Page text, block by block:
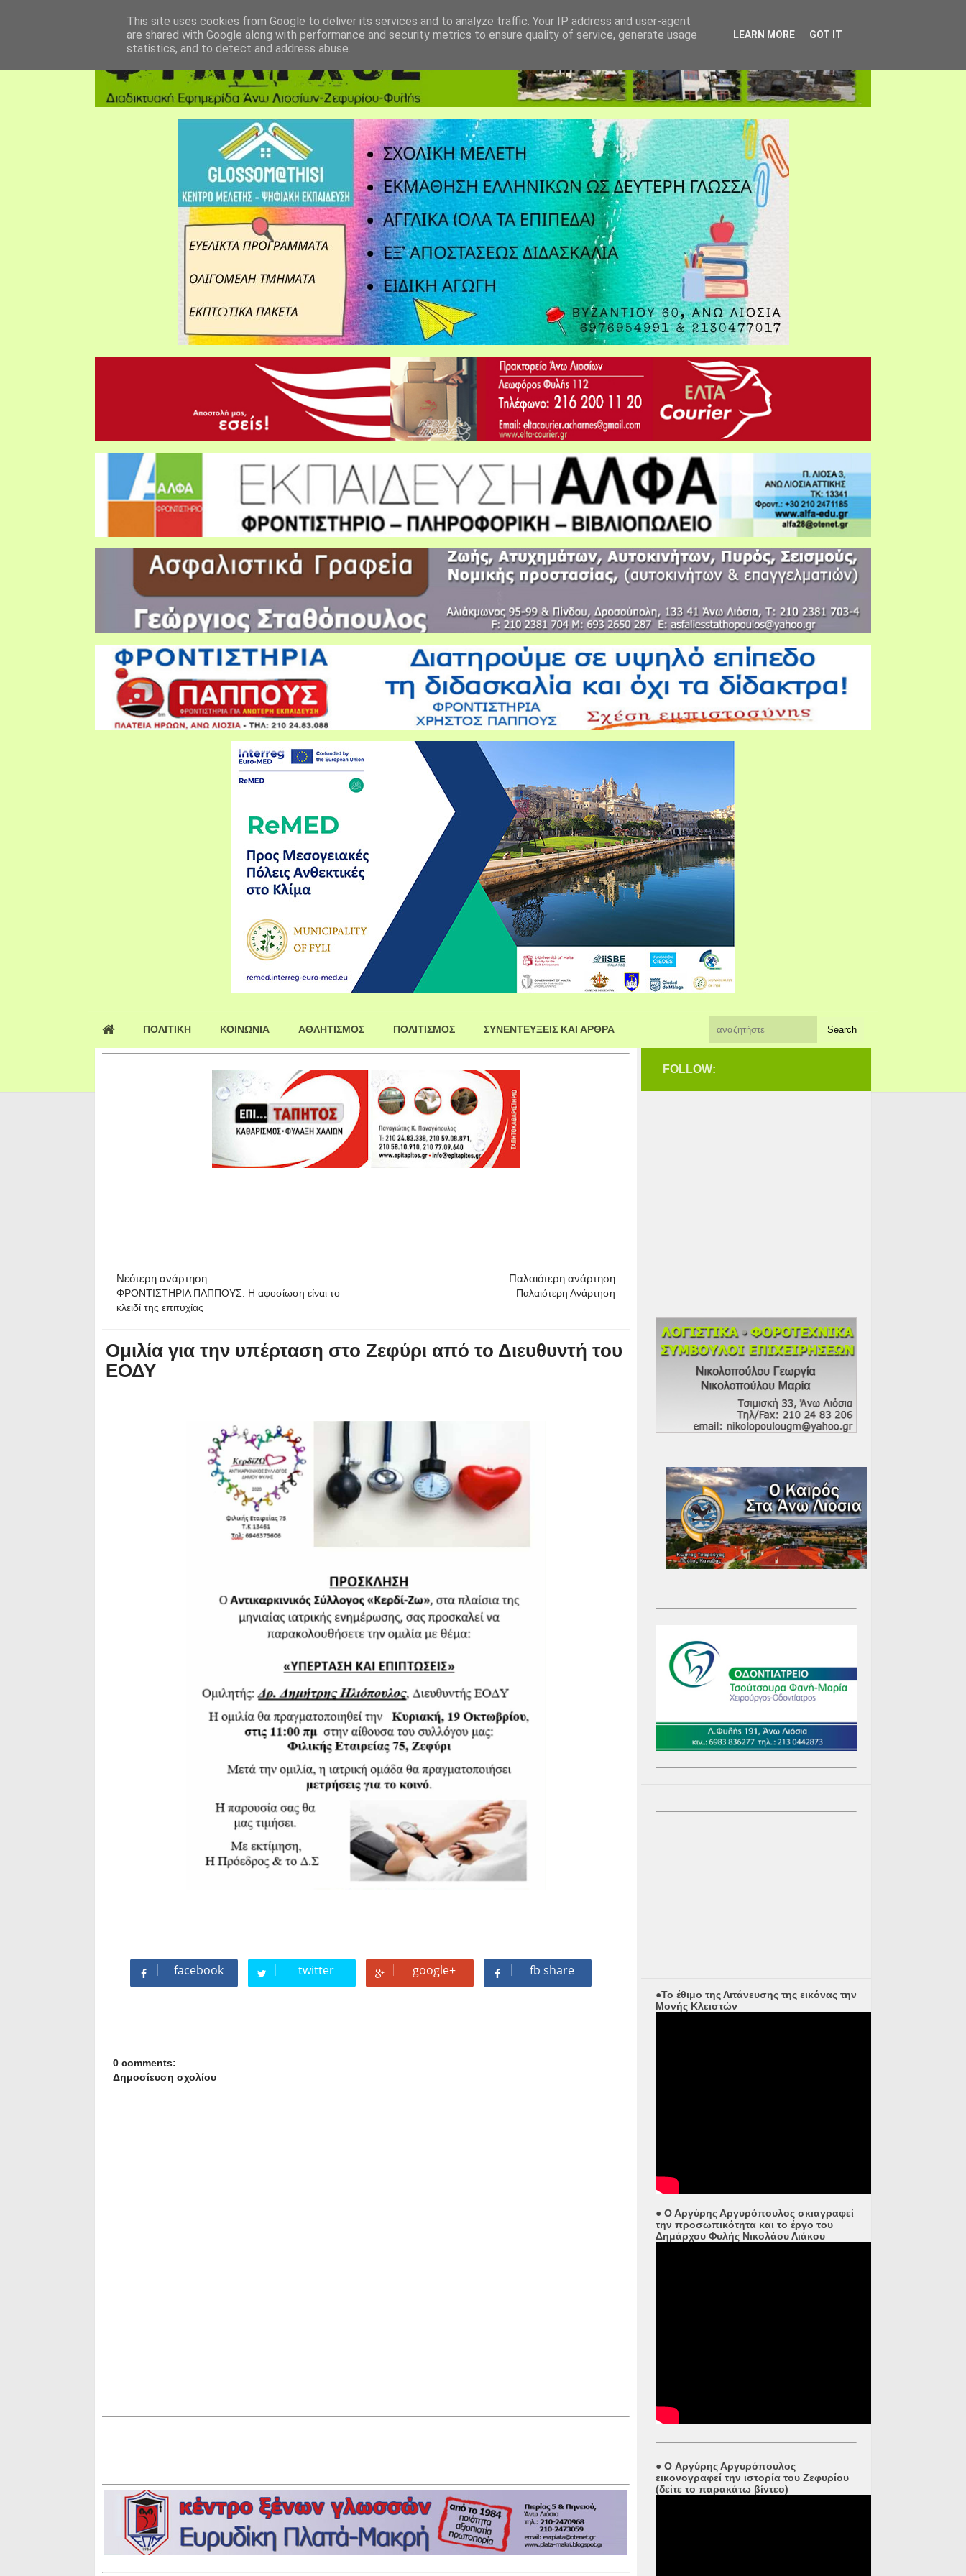
ΠΟΛΙΤΙΚΗ ΚΟΙΝΩΝΙΑ ΑΘΛΗΤΙΣΜΟΣ ΠΟΛΙΤΙΣΜΟΣ ΣΥΝΕΝΤΕΥΞΕΙΣ ΚΑΙ ΑΡΘΡΑ
Νεότερη ανάρτηση
ΦΡΟΝΤΙΣΤΗΡΙΑ ΠΑΠΠΟΥΣ: Η αφοσίωση είναι το
κλειδί της επιτυχίας
Παλαιότερη ανάρτηση
Παλαιότερη Ανάρτηση
Ομιλία για την υπέρταση στο Ζεφύρι από το Διευθυντή του
ΕΟΔΥ
facebook twitter google+ fb share
0 comments:
Δημοσίευση σχολίου
FOLLOW:
●Το έθιμο της Λιτάνευσης της εικόνας την
Μονής Κλειστών
● Ο Αργύρης Αργυρόπουλος σκιαγραφεί
την προσωπικότητα και το έργο του
Δημάρχου Φυλής Νικολάου Λιάκου
● O Αργύρης Αργυρόπουλος
εικονογραφεί την ιστορία του Ζεφυρίου
(δείτε το παρακάτω βίντεο)
This site uses cookies from Google to deliver its services and to analyze traffic. Your IP address and user-agent
are shared with Google along with performance and security metrics to ensure quality of service, generate usage
statistics, and to detect and address abuse.
LEARN MORE GOT IT